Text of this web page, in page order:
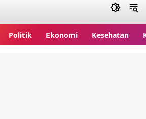
Politik Ekonomi Kesehatan